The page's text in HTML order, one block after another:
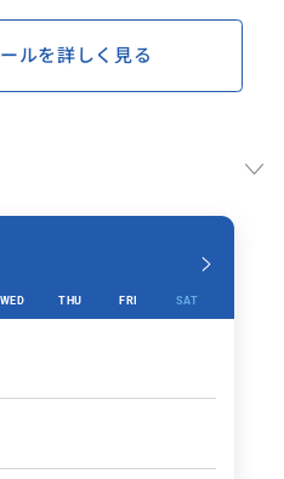
ルを詳しく見る
WED THU FRI SAT